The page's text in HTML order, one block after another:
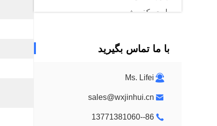
پارچه کفپوش
با ما تماس بگیرید
Ms. Lifei
sales@wxjinhui.cn
86--13771381060